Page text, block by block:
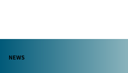
NEWS